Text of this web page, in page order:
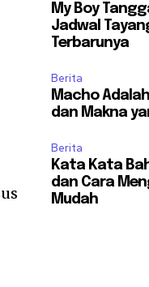
My Boy
Jadwal
Terbarunya
Berita
Macho
dan Makna
Berita
Kata Kata
dan Cara
Mudah